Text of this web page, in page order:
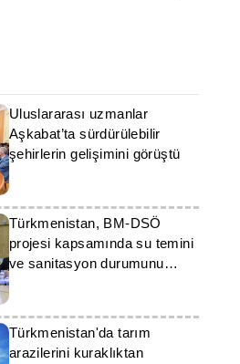
Uluslararası uzmanlar
Aşkabat’ta sürdürülebilir
şehirlerin gelişimini görüştü
Türkmenistan, BM-DSÖ
projesi kapsamında su temini
ve sanitasyon durumunu
değerlendirdi
Türkmenistan'da tarım
arazilerini kuraklıktan